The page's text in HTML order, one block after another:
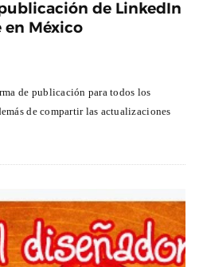
de LinkedIn
en México
de publicación para todos los
de compartir las actualizaciones